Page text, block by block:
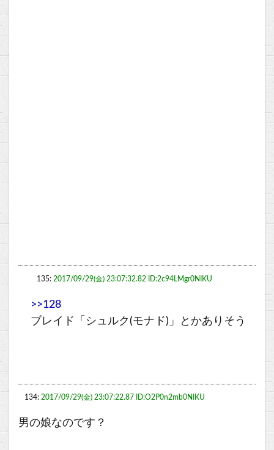
135: 2017/09/29(金) 23:07:32.82 ID:2c94LMgr0NIKU
>>128
ブレイド「シュルク(モナド)」とかありそう
134: 2017/09/29(金) 23:07:22.87 ID:O2P0n2mb0NIKU
男の娘なのです？